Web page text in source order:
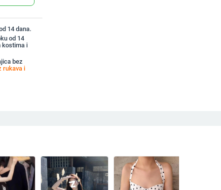
14 dana.
od 14
kostima i
bez
rukava i